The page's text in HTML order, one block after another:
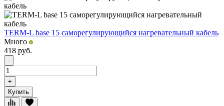
TERM-L base 15 саморегулирующийся нагревательный кабель
Много
418 руб.
-
+
Купить